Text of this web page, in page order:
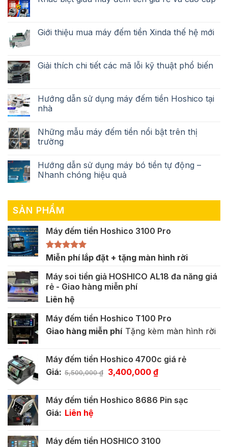
Giới thiệu mua máy đếm tiền Xinda thế hệ mới
Giải thích chi tiết các mã lỗi kỹ thuật phổ biến
Hướng dẫn sử dụng máy đếm tiền Hoshico tại
nhà
Những mẫu máy đếm tiền nổi bật trên thị
trường
Hướng dẫn sử dụng máy bó tiền tự động –
Nhanh chóng hiệu quả
SẢN PHẨM
Máy đếm tiền Hoshico 3100 Pro
Được xếp
5.00
5 sao
Miễn phí lắp đặt + tặng màn hình rời
Máy soi tiền giả HOSHICO AL18 đa năng giá
rẻ - Giao hàng miễn phí
Liên hệ
Máy đếm tiền Hoshico T100 Pro
Giao hàng miễn phí Tặng kèm màn hình rời
Máy đếm tiền Hoshico 4700c giá rẻ
Giá: 5,500,000₫
Giá
5,500,000 ₫.
3,400,000 ₫Giá
là:
Máy đếm tiền Hoshico 8686 Pin sạc
Giá: Liên hệ
Máy đếm tiền HOSHICO 3100